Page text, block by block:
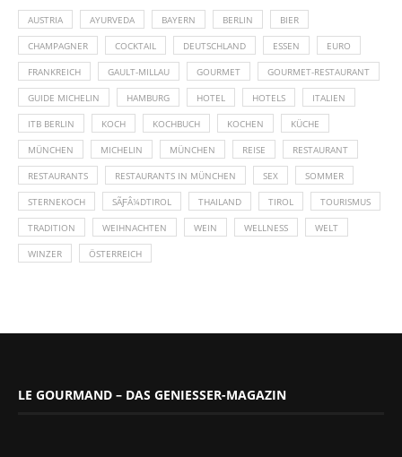
AUSTRIA AYURVEDA BAYERN BERLIN BIER
CHAMPAGNER COCKTAIL DEUTSCHLAND ESSEN EURO
FRANKREICH GAULT-MILLAU GOURMET GOURMET-RESTAURANT
GUIDE MICHELIN HAMBURG HOTEL HOTELS ITALIEN
ITB BERLIN KOCH KOCHBUCH KOCHEN KÜCHE
MÜNCHEN MICHELIN MÜNCHEN REISE RESTAURANT
RESTAURANTS RESTAURANTS IN MÜNCHEN SEX SOMMER
STERNEKOCH SÃƑÂ¼DTIROL THAILAND TIROL TOURISMUS
TRADITION WEIHNACHTEN WEIN WELLNESS WELT
WINZER ÖSTERREICH
LE GOURMAND – DAS GENIESSER-MAGAZIN